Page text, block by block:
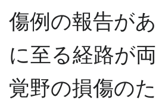
傷例の報告が
に至る経路が
覚野の損傷の